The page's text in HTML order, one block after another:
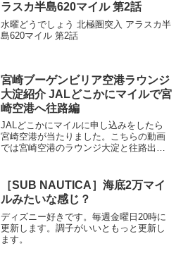
ラスカ半島620マイル 第2話
水曜どうでしょう 北極圏突入 アラスカ半
島620マイル 第2話
宮崎ブーゲンビリア空港ラウンジ
大淀紹介 JALどこかにマイルで宮
崎空港へ往路編
JALどこかにマイルに申し込みをしたら
宮崎空港が当たりました。こちらの動画
では宮崎空港のラウンジ大淀と往路出発
［SUB NAUTICA］海底2万マイ
ルみたいな感じ？
ディズニー好きです。毎週金曜日20時に
更新します。調子がいいともっと更新し
ます。